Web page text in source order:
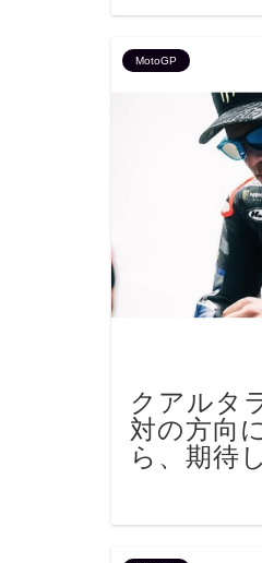
MotoGP
クアルタ
対の方向
ら、期待